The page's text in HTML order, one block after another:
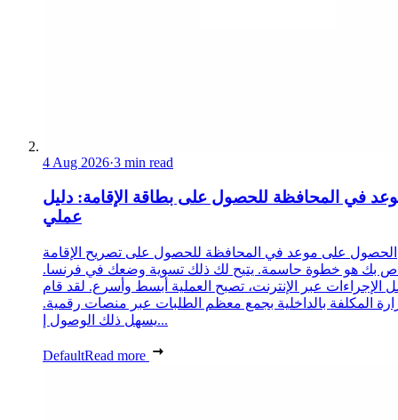
4 Aug 2026·3 min read
في المحافظة للحصول على بطاقة الإقامة: دليل
عملي
الحصول على موعد في المحافظة للحصول على تصريح الإقامة
بك هو خطوة حاسمة. يتيح لك ذلك تسوية وضعك في فرنسا.
الإجراءات عبر الإنترنت، تصبح العملية أبسط وأسرع. لقد قام
المكلفة بالداخلية بجمع معظم الطلبات عبر منصات رقمية.
يسهل ذلك الوصول إ...
DefaultRead more